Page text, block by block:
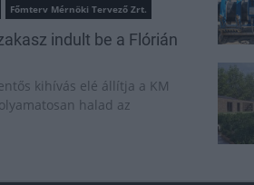
Főmterv Mérnöki Tervező Zrt.
indult be a Flórián
kihívás elé állítja a KM
halad az